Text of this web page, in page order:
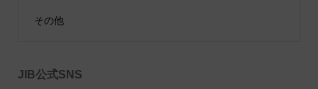
その他
JIB公式SNS